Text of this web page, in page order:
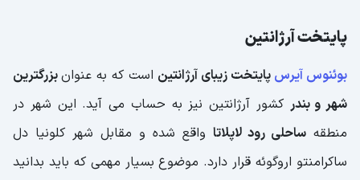
پایتخت آرژانتین
بوئنوس آیرس پایتخت زیبای آرژانتین است که به عنوانبزرگترین
شهر و بندر کشور آرژانتین نیز به حساب می آید. این شهر در
منطقه ساحلی رود لاپلاتا واقع شده و مقابل شهر کلونیا دل
ساکرامنتو اروگوئه قرار دارد. موضوع بسیار مهمی که باید بدانید